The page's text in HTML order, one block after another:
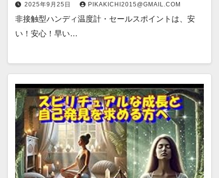
2025年9月25日 PIKAKICHI2015@GMAIL.COM
非接触型ハンディ温度計・セールスポイントは、安
い！安心！早い…